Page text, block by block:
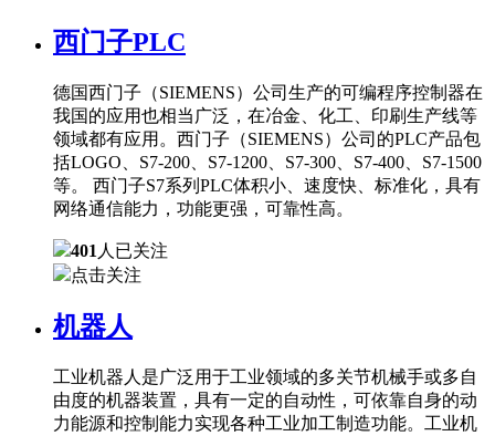
西门子PLC
德国西门子（SIEMENS）公司生产的可编程序控制器在
我国的应用也相当广泛，在冶金、化工、印刷生产线等
领域都有应用。西门子（SIEMENS）公司的PLC产品包
括LOGO、S7-200、S7-1200、S7-300、S7-400、S7-1500
等。 西门子S7系列PLC体积小、速度快、标准化，具有
网络通信能力，功能更强，可靠性高。
401 人已关注
点击关注
机器人
工业机器人是广泛用于工业领域的多关节机械手或多自
由度的机器装置，具有一定的自动性，可依靠自身的动
力能源和控制能力实现各种工业加工制造功能。工业机